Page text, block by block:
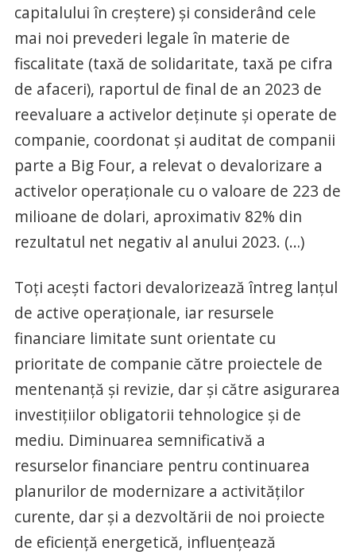
capitalului în creştere) şi considerând cele
mai noi prevederi legale în materie de
fiscalitate (taxă de solidaritate, taxă pe cifra
de afaceri), raportul de final de an 2023 de
reevaluare a activelor deţinute şi operate de
companie, coordonat şi auditat de companii
parte a Big Four, a relevat o devalorizare a
activelor operaţionale cu o valoare de 223 de
milioane de dolari, aproximativ 82% din
rezultatul net negativ al anului 2023. (…)
Toţi aceşti factori devalorizează întreg lanţul
de active operaţionale, iar resursele
financiare limitate sunt orientate cu
prioritate de companie către proiectele de
mentenanţă şi revizie, dar şi către asigurarea
investiţiilor obligatorii tehnologice şi de
mediu. Diminuarea semnificativă a
resurselor financiare pentru continuarea
planurilor de modernizare a activităţilor
curente, dar şi a dezvoltării de noi proiecte
de eficienţă energetică, influenţează